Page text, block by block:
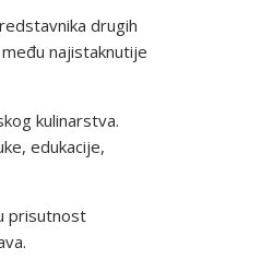
drugih
najistaknutije
kulinarstva.
edukacije,
prisutnost